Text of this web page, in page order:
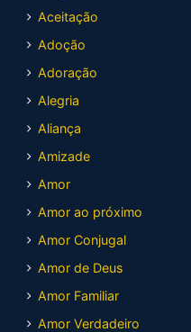
Aceitação
Adoção
Adoração
Alegria
Aliança
Amizade
Amor
Amor ao próximo
Amor Conjugal
Amor de Deus
Amor Familiar
Amor Verdadeiro